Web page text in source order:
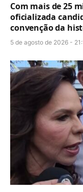
Com mais de 25
oficializada
convenção da
5 de agosto de 2026 -